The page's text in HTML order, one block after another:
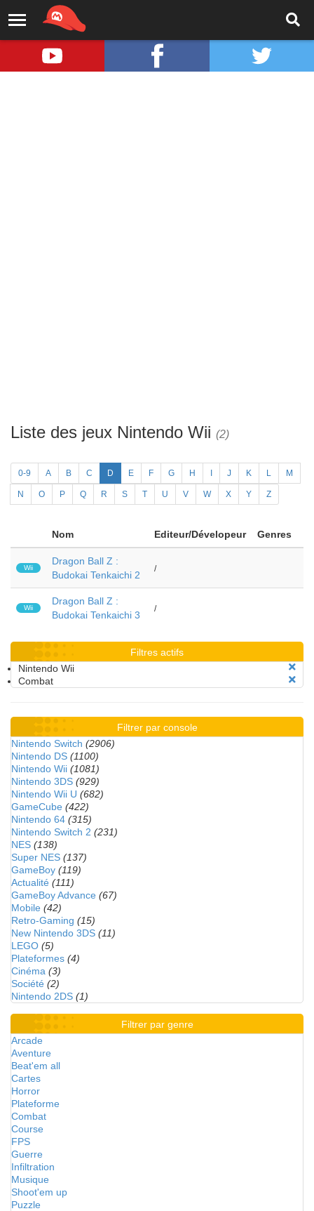
Liste des jeux Nintendo Wii (2)
0-9 A B C D E F G H J K L M
N O P Q R S T U V W X Y Z
Nom Editeur/Dévelopeur Genres
Wii
Dragon Ball Z :
Budokai Tenkaichi 2
/
Wii
Dragon Ball Z :
Budokai Tenkaichi 3
/
Filtres actifs
Nintendo Wii
Combat
Filtrer par console
Nintendo Switch (2906)
Nintendo DS (1100)
Nintendo Wii (1081)
Nintendo 3DS (929)
Nintendo Wii U (682)
GameCube (422)
Nintendo 64 (315)
Nintendo Switch 2 (231)
NES (138)
Super NES (137)
GameBoy (119)
Actualité (111)
GameBoy Advance (67)
Mobile (42)
Retro-Gaming (15)
New Nintendo 3DS (11)
LEGO (5)
Plateformes (4)
Cinéma (3)
Société (2)
Nintendo 2DS (1)
Filtrer par genre
Arcade
Aventure
Beat'em all
Cartes
Horror
Plateforme
Combat
Course
FPS
Guerre
Infiltration
Musique
Shoot'em up
Puzzle